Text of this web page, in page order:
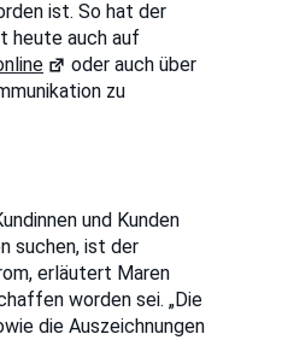
ist. So hat der
heute auch auf
oder auch über
zu
und Kunden
suchen, ist der
erläutert Maren
worden sei. „Die
die Auszeichnungen